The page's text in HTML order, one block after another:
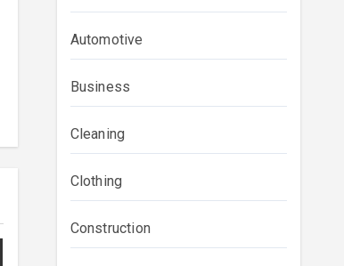
Automotive
Business
Cleaning
Clothing
Construction